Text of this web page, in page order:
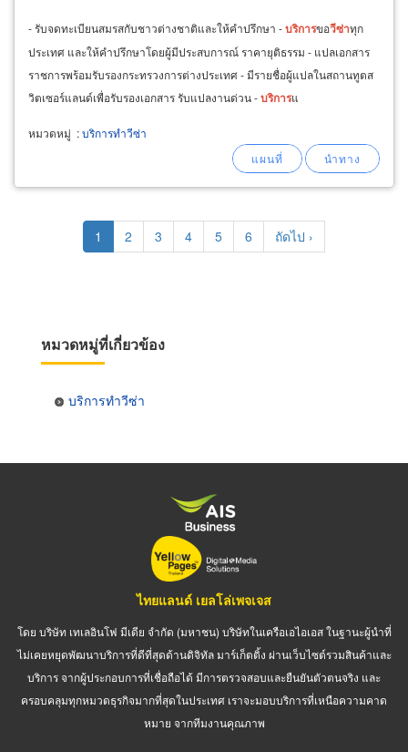
- รับจดทะเบียนสมรสกับชาวต่างชาติและให้คำปรึกษา -บริการขอวีซ่าทุก
ประเทศ และให้คำปรึกษาโดยผู้มีประสบการณ์ ราคายุติธรรม - แปลเอกสาร
ราชการพร้อมรับรองกระทรวงการต่างประเทศ - มีรายชื่อผู้แปลในสถานทูตส
วิตเซอร์แลนด์เพื่อรับรองเอกสาร รับแปลงานด่วน -บริการแ
หมวดหมู่ :บริการทำวีซ่า
PaginationCurrent
page
1 Page
2 Page
3 Page
4 Page
5 Page
6
Next
page
ถัดไป ›
หมวดหมู่ที่เกี่ยวข้อง
บริการทำวีซ่า
ไทยแลนด์ เยลโล่เพจเจส
โดย บริษัท เทเลอินโฟ มีเดีย จำกัด (มหาชน) บริษัทในเครือเอไอเอส ในฐานะผู้นำที่
ไม่เคยหยุดพัฒนาบริการที่ดีที่สุดด้านดิจิทัล มาร์เก็ตติ้ง ผ่านเว็บไซต์รวมสินค้าและ
บริการ จากผู้ประกอบการที่เชื่อถือได้ มีการตรวจสอบและยืนยันตัวตนจริง และ
ครอบคลุมทุกหมวดธุรกิจมากที่สุดในประเทศ เราจะมอบบริการที่เหนือความคาด
หมาย จากทีมงานคุณภาพ